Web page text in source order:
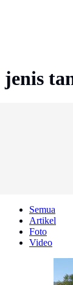
jenis
Semua
Artikel
Foto
Video